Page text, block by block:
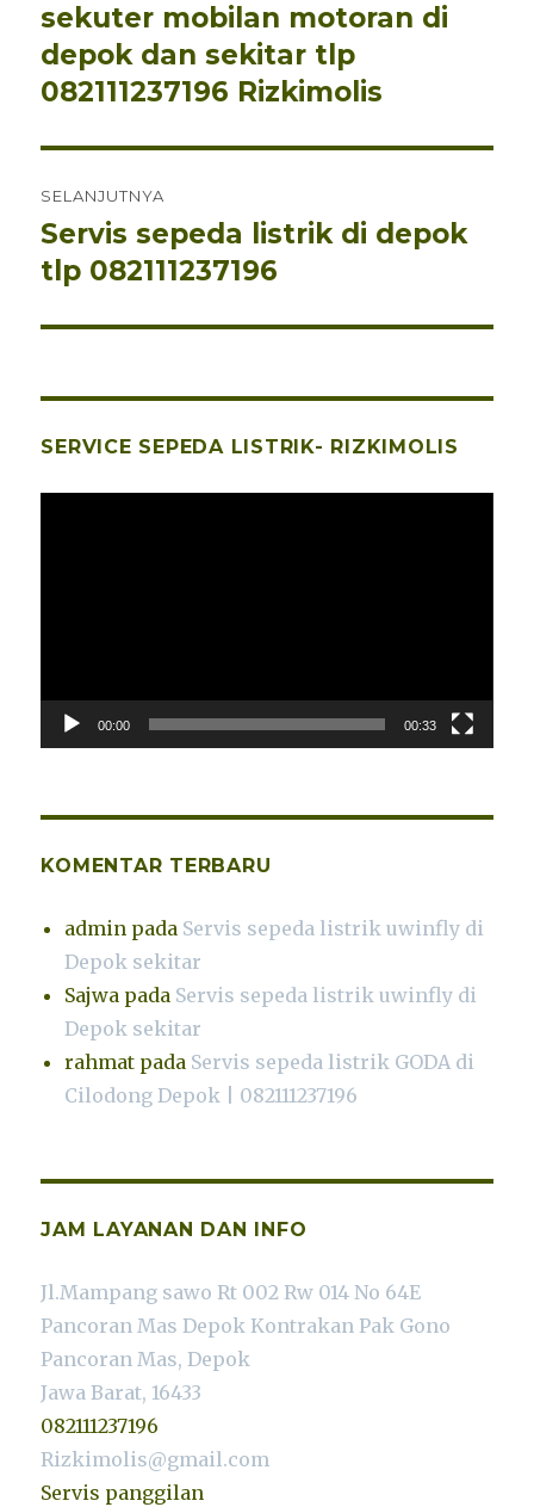
sekuter mobilan motoran di
depok dan sekitar tlp
082111237196 Rizkimolis
SELANJUTNYA
Pos
berikutnya:
Servis sepeda listrik di depok
tlp 082111237196
SERVICE SEPEDA LISTRIK- RIZKIMOLIS
00:00 00:33
KOMENTAR TERBARU
admin pada Servis sepeda listrik uwinfly di
Depok sekitar
Sajwa pada Servis sepeda listrik uwinfly di
Depok sekitar
rahmat pada Servis sepeda listrik GODA di
Cilodong Depok | 082111237196
JAM LAYANAN DAN INFO
Jl.Mampang sawo Rt 002 Rw 014 No 64E
Pancoran Mas Depok Kontrakan Pak Gono
Pancoran Mas, Depok
Jawa Barat, 16433
082111237196
Rizkimolis@gmail.com
Servis panggilan